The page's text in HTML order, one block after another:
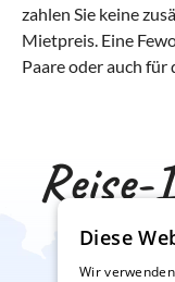
zahlen Sie keine
Mietpreis. Eine
Paare oder auch
Diese
Wir